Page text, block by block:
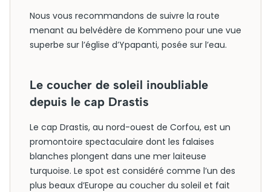
Nous vous recommandons de suivre la route
menant au belvédère de Kommeno pour une vue
superbe sur l’église d’Ypapanti, posée sur l’eau.
Le coucher de soleil inoubliable
depuis le cap Drastis
Le cap Drastis, au nord-ouest de Corfou, est un
promontoire spectaculaire dont les falaises
blanches plongent dans une mer laiteuse
turquoise. Le spot est considéré comme l’un des
plus beaux d’Europe au coucher du soleil et fait